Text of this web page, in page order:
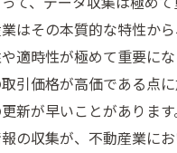
はその本質的な特性か
適時性が極めて重要に
引価格が高価である点
新が早いことがありま
の収集が、不動産業に